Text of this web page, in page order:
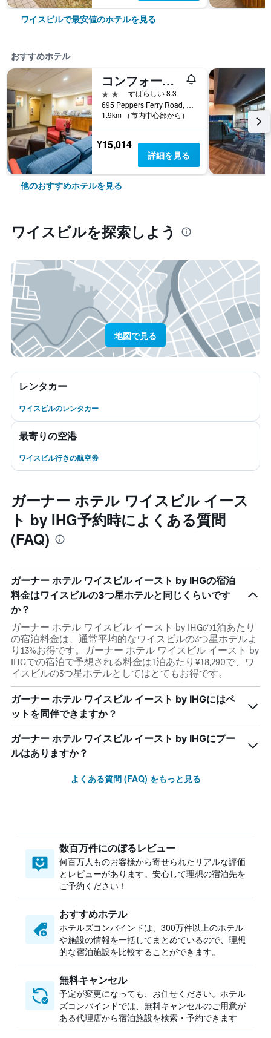
ワイスビルで最安値のホテルを見る
おすすめホテル
コンフォートスイーツ ワイスビル ニア カンファレンスセンター
2つ星
すばらしい 8.3
695 Peppers Ferry Road, ワイスビル, VA, アメリカ合衆国
1.9km （市内中心部から）
¥15,014
詳細を見る
他のおすすめホテルを見る
ワイスビル​を探索しよう
地図で見る
レンタカー
ワイスビルのレンタカー
最寄りの空港
ワイスビル行きの航空券
ガーナー ホテル ワイスビル イース
ト by IHG予約時によくある質問
(FAQ)
ガーナー ホテル ワイスビル イースト by IHGの宿泊
料金はワイスビルの3つ星ホテルと同じくらいです
か？
ガーナー ホテル ワイスビル イースト by IHGの1泊あたり
の宿泊料金は、通常平均的なワイスビルの3つ星ホテルよ
り13%お得です。ガーナー ホテル ワイスビル イースト by
IHGでの宿泊で予想される料金は1泊あたり¥18,290で、ワ
イスビルの3つ星ホテルとしてはとてもお得です。
ガーナー ホテル ワイスビル イースト by IHGにはペ
ットを同伴できますか？
ガーナー ホテル ワイスビル イースト by IHGにプー
ルはありますか？
よくある質問 (FAQ) をもっと見る
数百万件にのぼるレビュー
何百万人ものお客様から寄せられたリアルな評価
とレビューがあります。安心して理想の宿泊先を
ご予約ください！
おすすめホテル
ホテルズコンバインドは、300万件以上のホテル
や施設の情報を一括してまとめているので、理想
的な宿泊施設を比較することができます。
無料キャンセル
予定が変更になっても、お任せください。ホテル
ズコンバインドでは、無料キャンセルのご用意が
ある代理店から宿泊施設を検索・予約できます